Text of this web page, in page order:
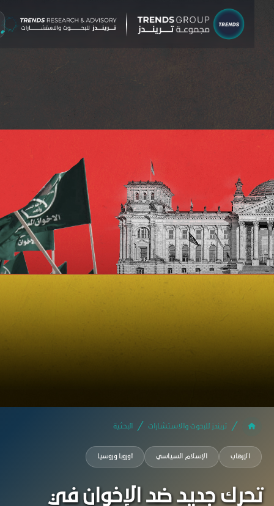
تريندز للبحوث والاستشارات البحثية
الإرهاب الإسلام السياسي أوروبا وروسيا
تحرك جديد ضد الإخوان في